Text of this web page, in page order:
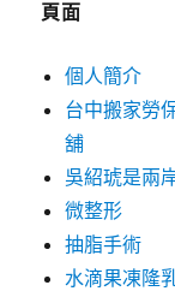
頁面
個人簡介
台中搬家勞
舖
吳紹琥是兩
微整形
抽脂手術
水滴果凍隆